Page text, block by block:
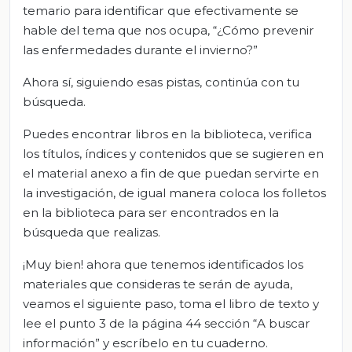
temario para identificar que efectivamente se
hable del tema que nos ocupa, “¿Cómo prevenir
las enfermedades durante el invierno?”
Ahora sí, siguiendo esas pistas, continúa con tu
búsqueda.
Puedes encontrar libros en la biblioteca, verifica
los títulos, índices y contenidos que se sugieren en
el material anexo a fin de que puedan servirte en
la investigación, de igual manera coloca los folletos
en la biblioteca para ser encontrados en la
búsqueda que realizas.
¡Muy bien! ahora que tenemos identificados los
materiales que consideras te serán de ayuda,
veamos el siguiente paso, toma el libro de texto y
lee el punto 3 de la página 44 sección “A buscar
información” y escríbelo en tu cuaderno.